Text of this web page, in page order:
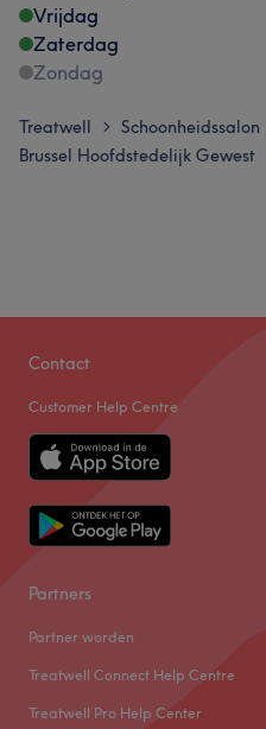
Vrijdag
Zaterdag
Zondag
Treatwell > Schoonheidssalon
Brussel Hoofdstedelijk Gewest
Contact
Customer Help Centre
Partners
Partner worden
Treatwell Connect Help Centre
Treatwell Pro Help Center